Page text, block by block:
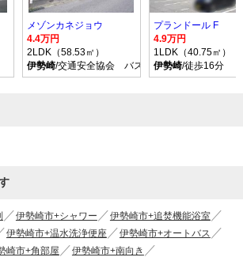
メゾンカネジョウ
4.4万円
2LDK（58.53㎡）
伊勢崎/交通安全協会 バス乗車時間15分 停歩6
プランドール F
4.9万円
1LDK（40.75㎡）
伊勢崎/徒歩16分
伊勢崎市+シャワー
伊勢崎市+追焚機能浴室
伊勢崎市+温水洗浄便座
伊勢崎市+オートバス
崎市+角部屋
伊勢崎市+南向き